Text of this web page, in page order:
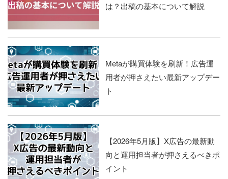
は？出稿の基本について解説
Metaが購買体験を刷新！広告運
用者が押さえたい最新アップデー
ト
【2026年5月版】X広告の最新動
向と運用担当者が押さえるべきポ
イント